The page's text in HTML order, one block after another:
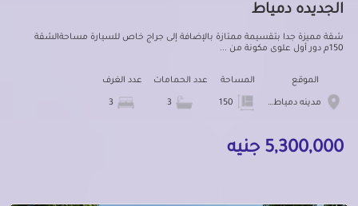
الجديده دمياط
شقة مميزة جدا بتقسيمة ممتازة بالإضافة إلى جراج خاص للسيارة مساحةالشقة
150م دور أول علوى مكونة من ...
الموقع
مدينه دمياط الجديده
المساحة عدد الحمامات عدد الغرف
5,300,000 جنيه